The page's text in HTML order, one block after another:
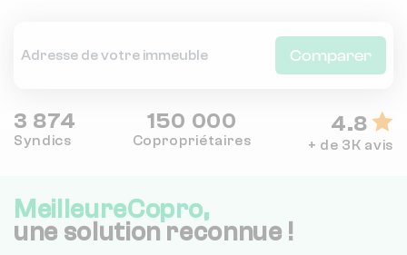
Comparer
3 874
Syndics
150 000
Copropriétaires
4.8
+ de 3K avis
MeilleureCopro,
une solution reconnue !